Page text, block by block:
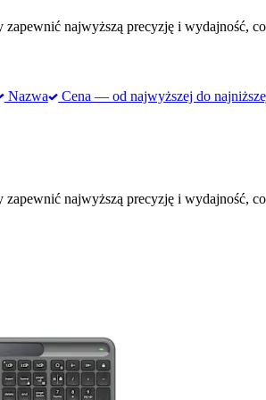
zapewnić najwyższą precyzję i wydajność,
Nazwa Cena — od najwyższej do
zapewnić najwyższą precyzję i wydajność,